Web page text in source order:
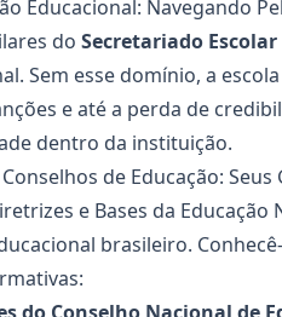
Educacional: Navegando
do Secretariado Escolar
Sem esse domínio, a
e até a perda de
dentro da instituição.
Conselhos de Educação: Seus
e Bases da Educação
brasileiro.